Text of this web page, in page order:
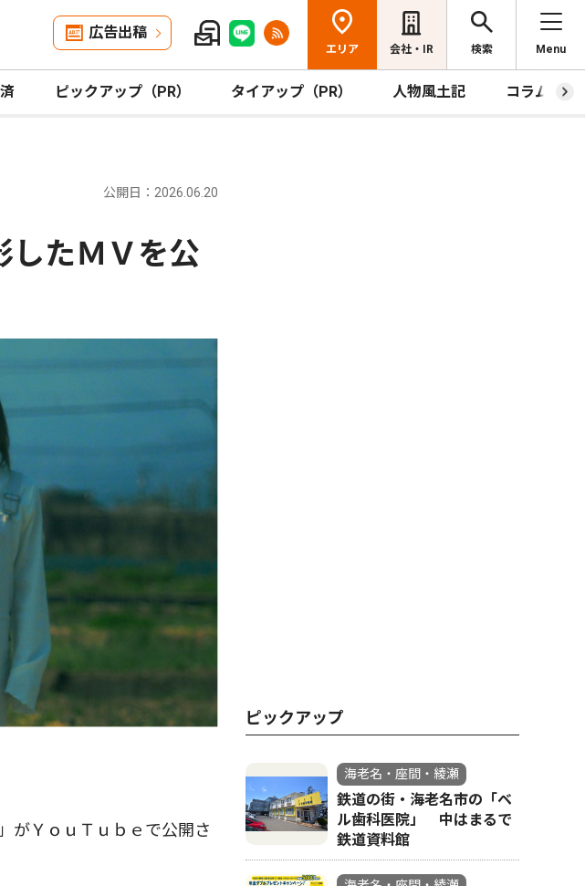
広告出稿
エリア 会社・IR 検索 Menu
ピックアップ（PR） タイアップ（PR） 人物風土記 コラム
公開日：2026.06.20
たＭＶを公
がＹｏｕＴｕｂｅで公開さ
ピックアップ
海老名・座間・綾瀬
鉄道の街・海老名市の「ベ
ル歯科医院」 中はまるで
鉄道資料館